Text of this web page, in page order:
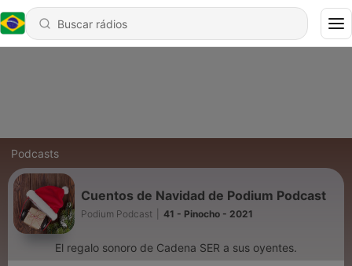
Podcasts
Cuentos de Navidad de Podium Podcast
Podium Podcast 41 - Pinocho - 2021
El regalo sonoro de Cadena SER a sus oyentes.